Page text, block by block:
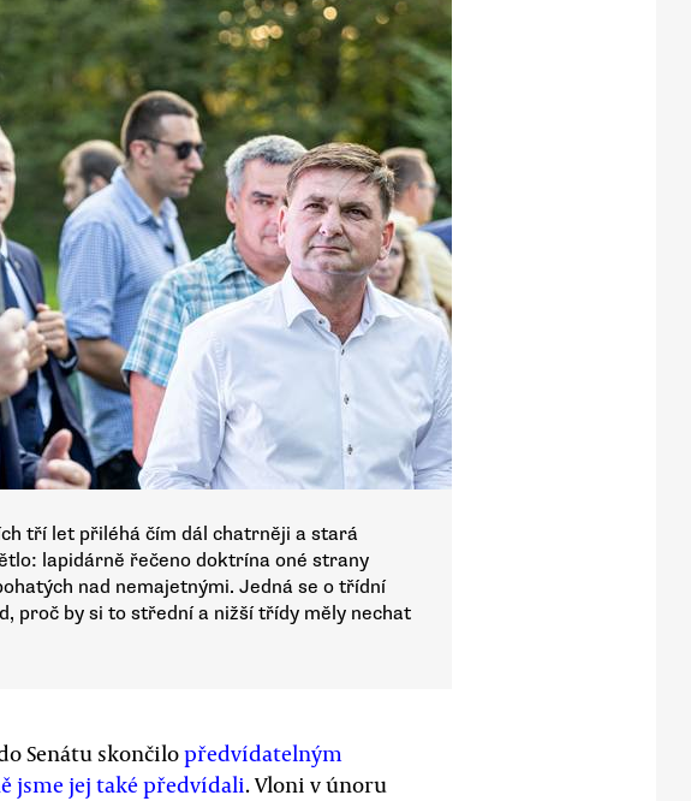
tří let přiléhá čím dál chatrněji a stará
lapidárně řečeno doktrína oné strany
nad nemajetnými. Jedná se o třídní
proč by si to střední a nižší třídy měly nechat
Senátu skončilopředvídatelným
jsme jej také předvídali. Vloni v únoru